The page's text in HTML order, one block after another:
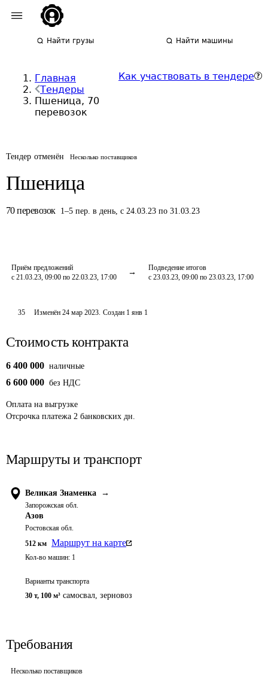
Найти грузы Найти машины
Главная
Тендеры
Пшеница, 70
перевозок
Как участвовать в тендере
Тендер отменён Несколько поставщиков
Пшеница
70 перевозок 1–5 пер. в день, с 24.03.23 по 31.03.23
Приём предложений
с 21.03.23, 09:00 по 22.03.23, 17:00
Подведение итогов
с 23.03.23, 09:00 по 23.03.23, 17:00
35 Изменён24 мар 2023. Создан 1 янв 1
Стоимость контракта
6 400 000 наличные
6 600 000 без НДС
Оплата на выгрузке
Отсрочка платежа 2 банковских дн.
Маршруты и транспорт
Великая Знаменка →
Запорожская обл.
Азов
Ростовская обл.
512 км Маршрут на карте
Кол-во машин: 1
Варианты транспорта
30 т, 100 м³ самосвал, зерновоз
Требования
Несколько поставщиков